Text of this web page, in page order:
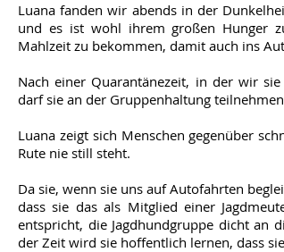
Luana fanden wir abends in der
und es ist wohl ihrem großen Hunger
Mahlzeit zu bekommen, damit auch ins
Nach einer Quarantänezeit, in der wir
darf sie an der Gruppenhaltung
Luana zeigt sich Menschen gegenüber
Rute nie still steht.
Da sie, wenn sie uns auf Autofahrten
dass sie das als Mitglied einer
entspricht, die Jagdhundgruppe dicht an
der Zeit wird sie hoffentlich lernen, dass